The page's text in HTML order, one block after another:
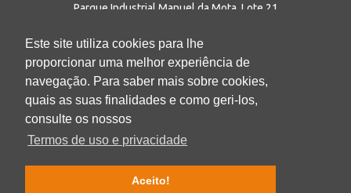
Este site utiliza cookies para lhe
proporcionar uma melhor experiência de
navegação. Para saber mais sobre cookies,
quais as suas finalidades e como geri-los,
consulte os nossos
Termos de uso e privacidade
Aceito!
Parque Industrial Manuel da Mota, Lote 21
PORTUGAL
T: +351 236 211 543
E: geral@gramperﬁl.com
INÍCIO
PRODUÇÃO